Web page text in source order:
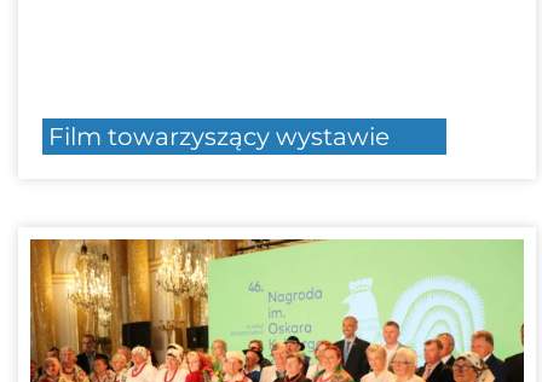
Film towarzyszący wystawie